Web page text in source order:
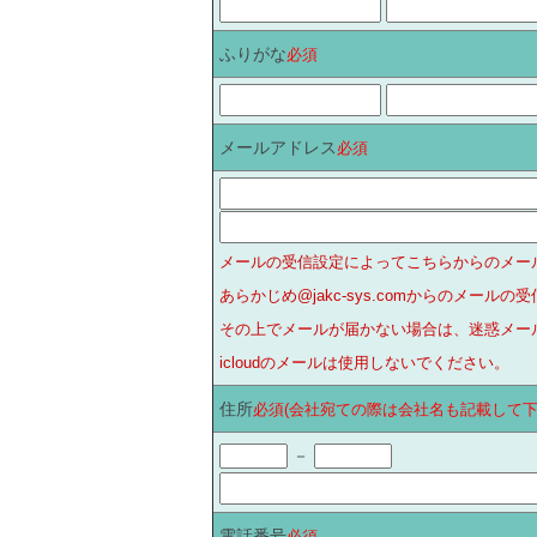
ふりがな必須
メールアドレス 必須
メールの受信設定によってこちらからのメ
あらかじめ@jakc-sys.comからのメールの
その上でメールが届かない場合は、迷惑メ
icloudのメールは使用しないでください。
住所必須(会社宛ての際は会社名も記載して
－